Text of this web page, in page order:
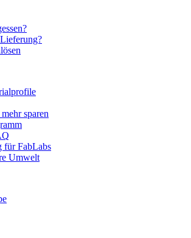
sparen
für FabLabs
Umwelt